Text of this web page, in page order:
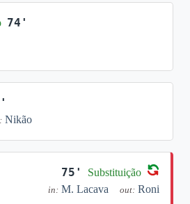
74'
Nikão
75' Substituição
in: M. Lacava out: Roni